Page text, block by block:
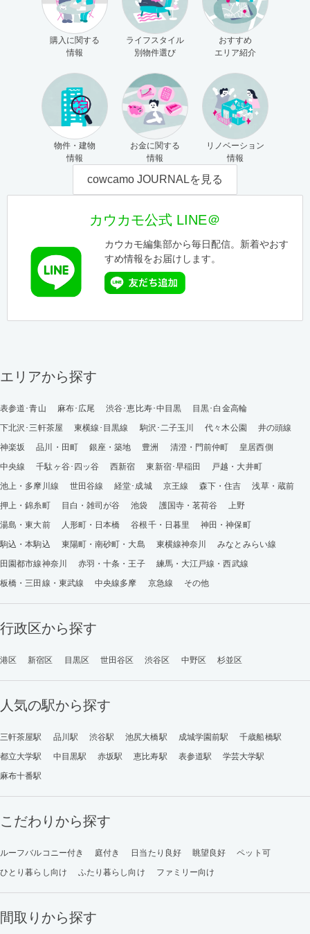
購入に関する
情報
ライフスタイル
別物件選び
おすすめ
エリア紹介
物件・建物
情報
お金に関する
情報
リノベーション
情報
cowcamo JOURNALを見る
カウカモ公式 LINE＠
カウカモ編集部から毎日配信。新着やおす
すめ情報をお届けします。
エリアから探す
表参道･青山 麻布･広尾 渋谷･恵比寿･中目黒
目黒･白金高輪
下北沢･三軒茶屋
東横線･目黒線 駒沢･二子玉川 代々木公園
井の頭線
神楽坂
品川・田町 銀座・築地 豊洲 清澄・門前仲町
皇居西側
中央線
千駄ヶ谷･四ッ谷 西新宿 東新宿･早稲田
戸越・大井町
池上・多摩川線
世田谷線 経堂･成城 京王線 森下・住吉
浅草・蔵前
押上・錦糸町
目白・雑司が谷 池袋 護国寺・茗荷谷
上野
湯島・東大前
人形町・日本橋 谷根千・日暮里
神田・神保町
駒込・本駒込
東陽町・南砂町・大島 東横線神奈川
みなとみらい線
田園都市線神奈川
赤羽・十条・王子
練馬・大江戸線・西武線
板橋・三田線・東武線
中央線多摩 京急線 その他
行政区から探す
港区 新宿区 目黒区 世田谷区 渋谷区 中野区 杉並区
人気の駅から探す
三軒茶屋駅 品川駅 渋谷駅 池尻大橋駅 成城学園前駅
千歳船橋駅
都立大学駅
中目黒駅 赤坂駅 恵比寿駅 表参道駅
学芸大学駅
麻布十番駅
こだわりから探す
ルーフバルコニー付き 庭付き 日当たり良好 眺望良好
ペット可
ひとり暮らし向け
ふたり暮らし向け ファミリー向け
間取りから探す